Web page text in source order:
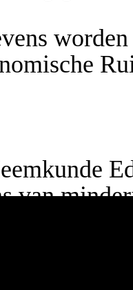
van